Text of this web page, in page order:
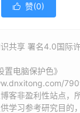
 赞(0)
共享 署名4.0国际
电脑保护色》
客非盈利性站点，
学习参考研究目的